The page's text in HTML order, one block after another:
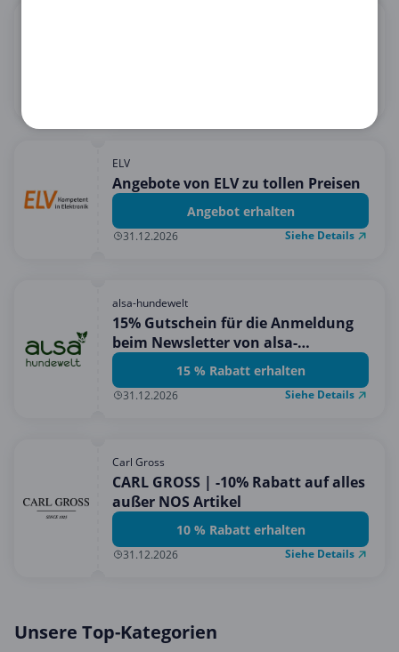
ELV
Angebote von ELV zu tollen Preisen
Angebot erhalten
31.12.2026 Siehe Details
alsa-hundewelt
15% Gutschein für die Anmeldung
beim Newsletter von alsa-
hundewelt!15 % Rabatt erhalten
31.12.2026 Siehe Details
Carl Gross
CARL GROSS | -10% Rabatt auf alles
außer NOS Artikel
10 % Rabatt erhalten
31.12.2026 Siehe Details
Unsere Top-Kategorien